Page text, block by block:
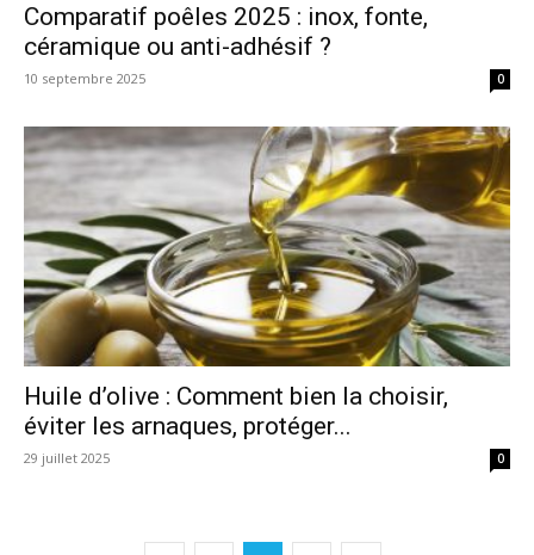
Comparatif poêles 2025 : inox, fonte,
céramique ou anti-adhésif ?
10 septembre 2025 0
Huile d’olive : Comment bien la choisir,
éviter les arnaques, protéger...
29 juillet 2025 0